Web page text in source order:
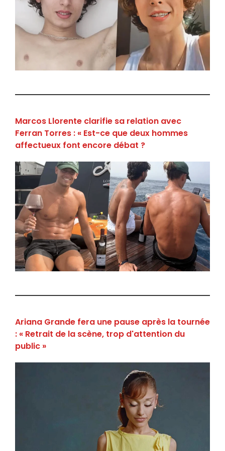
Marcos Llorente clarifie sa relation avec
Ferran Torres : « Est-ce que deux hommes
affectueux font encore débat ?
Ariana Grande fera une pause après la tournée
: « Retrait de la scène, trop d'attention du
public »